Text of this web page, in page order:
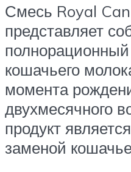
Смесь Royal
представляет
кошачьего
момента
двухмесячного
продукт
заменой